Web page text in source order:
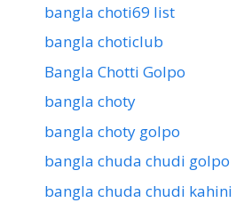
bangla choti69 list
bangla choticlub
Bangla Chotti Golpo
bangla choty
bangla choty golpo
bangla chuda chudi golpo
bangla chuda chudi kahini